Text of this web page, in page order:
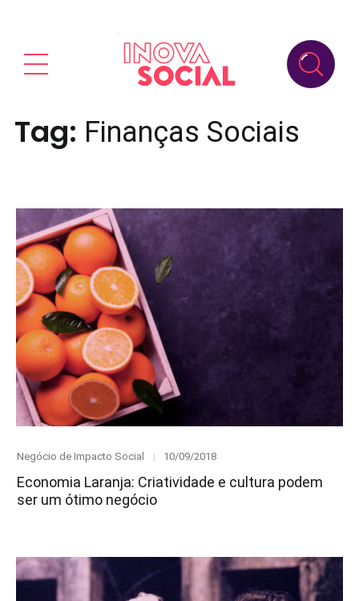
Tag: Finanças Sociais
Category
Negócio de Impacto Social
Posted
10/09/2018
Economia Laranja: Criatividade e cultura podem
ser um ótimo negócio